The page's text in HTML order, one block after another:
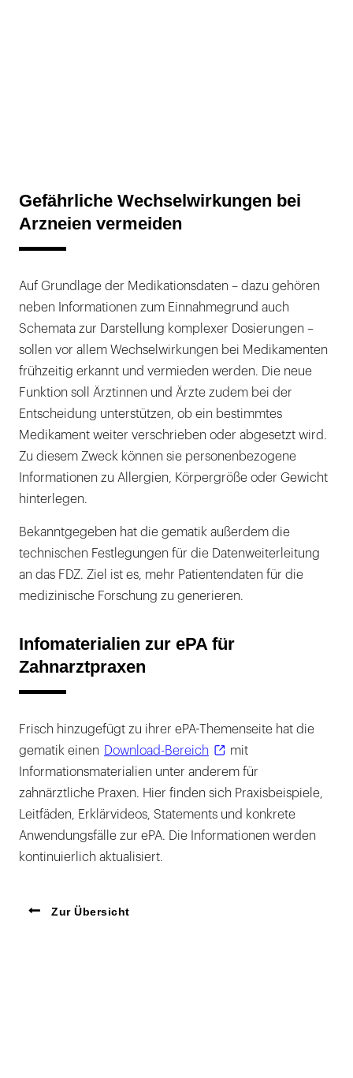
Gefährliche Wechselwirkungen bei
Arzneien vermeiden
Auf Grundlage der Medikationsdaten – dazu gehören
neben Informationen zum Einnahmegrund auch
Schemata zur Darstellung komplexer Dosierungen –
sollen vor allem Wechselwirkungen bei Medikamenten
frühzeitig erkannt und vermieden werden. Die neue
Funktion soll Ärztinnen und Ärzte zudem bei der
Entscheidung unterstützen, ob ein bestimmtes
Medikament weiter verschrieben oder abgesetzt wird.
Zu diesem Zweck können sie personenbezogene
Informationen zu Allergien, Körpergröße oder Gewicht
hinterlegen.
Bekanntgegeben hat die gematik außerdem die
technischen Festlegungen für die Datenweiterleitung
an das FDZ. Ziel ist es, mehr Patientendaten für die
medizinische Forschung zu generieren.
Infomaterialien zur ePA für
Zahnarztpraxen
Frisch hinzugefügt zu ihrer ePA-Themenseite hat die
gematik einen
Download-Bereich
mit
Informationsmaterialien unter anderem für
zahnärztliche Praxen. Hier finden sich Praxisbeispiele,
Leitfäden, Erklärvideos, Statements und konkrete
Anwendungsfälle zur ePA. Die Informationen werden
kontinuierlich aktualisiert.
Zur Übersicht